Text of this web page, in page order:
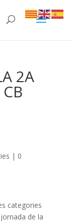
2A
| 0
categories
de la